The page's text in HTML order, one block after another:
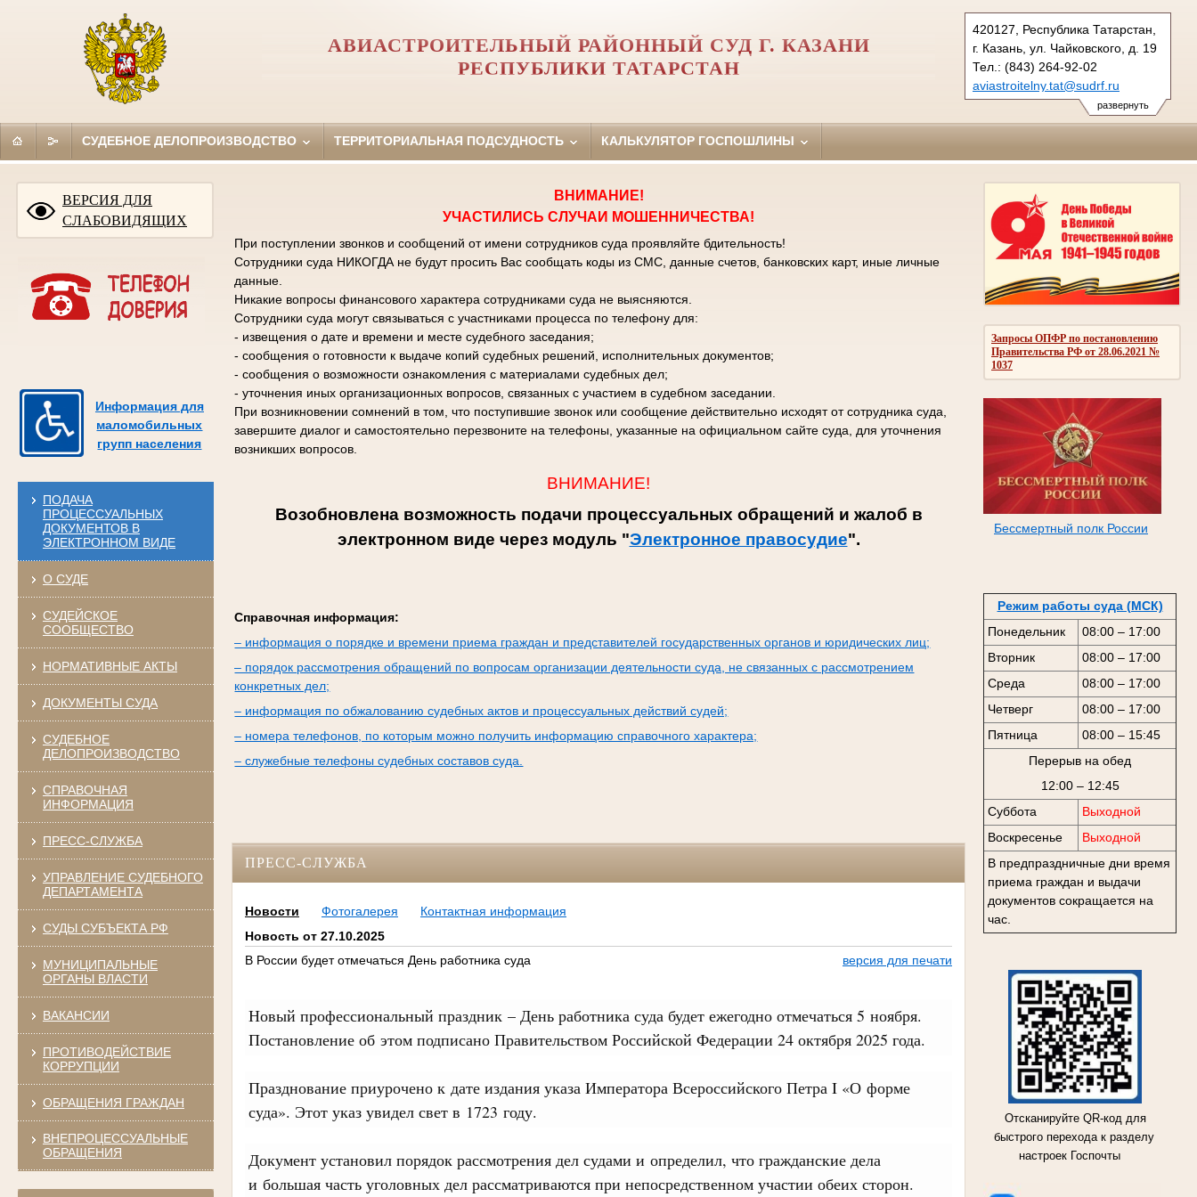
развернуть
420127, Республика Татарстан,
г. Казань, ул. Чайковского, д. 19
Тел.: (843) 264-92-02
aviastroitelny.tat@sudrf.ru
АВИАСТРОИТЕЛЬНЫЙ РАЙОННЫЙ СУД Г. КАЗАНИ
РЕСПУБЛИКИ ТАТАРСТАН
СУДЕБНОЕ ДЕЛОПРОИЗВОДСТВО ТЕРРИТОРИАЛЬНАЯ ПОДСУДНОСТЬ КАЛЬКУЛЯТОР ГОСПОШЛИНЫ
ВЕРСИЯ ДЛЯ
СЛАБОВИДЯЩИХ
Информация для
маломобильных
групп населения
ПОДАЧА
ПРОЦЕССУАЛЬНЫХ
ДОКУМЕНТОВ В
ЭЛЕКТРОННОМ ВИДЕ
О СУДЕ
СУДЕЙСКОЕ
СООБЩЕСТВО
НОРМАТИВНЫЕ АКТЫ
ДОКУМЕНТЫ СУДА
СУДЕБНОЕ
ДЕЛОПРОИЗВОДСТВО
СПРАВОЧНАЯ
ИНФОРМАЦИЯ
ПРЕСС-СЛУЖБА
УПРАВЛЕНИЕ СУДЕБНОГО
ДЕПАРТАМЕНТА
СУДЫ СУБЪЕКТА РФ
МУНИЦИПАЛЬНЫЕ
ОРГАНЫ ВЛАСТИ
ВАКАНСИИ
ПРОТИВОДЕЙСТВИЕ
КОРРУПЦИИ
ОБРАЩЕНИЯ ГРАЖДАН
ВНЕПРОЦЕССУАЛЬНЫЕ
ОБРАЩЕНИЯ
Запросы ОПФР по постановлению
Правительства РФ от 28.06.2021 №
1037
Бессмертный полк России
Режим работы суда (МСК)
Понедельник
08:00 – 17:00
Вторник
08:00 – 17:00
Среда
08:00 – 17:00
Четверг
08:00 – 17:00
Пятница
08:00 – 15:45
Перерыв на обед
12:00 – 12:45
Суббота
Выходной
Воскресенье
Выходной
В предпраздничные дни время
приема граждан и выдачи
документов сокращается на
час.
Отсканируйте QR-код для
быстрого перехода к разделу
настроек Госпочты
ВНИМАНИЕ!
УЧАСТИЛИСЬ СЛУЧАИ МОШЕННИЧЕСТВА!
При поступлении звонков и сообщений от имени сотрудников суда проявляйте бдительность!
Сотрудники суда НИКОГДА не будут просить Вас сообщать коды из СМС, данные счетов, банковских карт, иные личные
данные.
Никакие вопросы финансового характера сотрудниками суда не выясняются.
Сотрудники суда могут связываться с участниками процесса по телефону для:
- извещения о дате и времени и месте судебного заседания;
- сообщения о готовности к выдаче копий судебных решений, исполнительных документов;
- сообщения о возможности ознакомления с материалами судебных дел;
- уточнения иных организационных вопросов, связанных с участием в судебном заседании.
При возникновении сомнений в том, что поступившие звонок или сообщение действительно исходят от сотрудника суда,
завершите диалог и самостоятельно перезвоните на телефоны, указанные на официальном сайте суда, для уточнения
возникших вопросов.
ВНИМАНИЕ!
Возобновлена возможность подачи процессуальных обращений и жалоб в
электронном виде через модуль "Электронное правосудие".
Справочная информация:
– информация о порядке и времени приема граждан и представителей государственных органов и юридических лиц;
– порядок рассмотрения обращений по вопросам организации деятельности суда, не связанных с рассмотрением
конкретных дел;
– информация по обжалованию судебных актов и процессуальных действий судей;
– номера телефонов, по которым можно получить информацию справочного характера;
– служебные телефоны судебных составов суда.
ПРЕСС-СЛУЖБА
Новости Фотогалерея
Контактная информация
Новость от 27.10.2025
В России будет отмечаться День работника суда
версия для печати
Новый профессиональный праздник – День работника суда будет ежегодно отмечаться 5 ноября.
Постановление об этом подписано Правительством Российской Федерации 24 октября 2025 года.
Празднование приурочено к дате издания указа Императора Всероссийского Петра I «О форме
суда». Этот указ увидел свет в 1723 году.
Документ установил порядок рассмотрения дел судами и определил, что гражданские дела
и большая часть уголовных дел рассматриваются при непосредственном участии обеих сторон.